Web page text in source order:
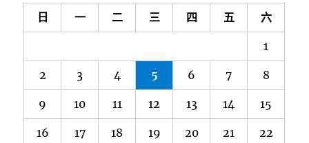
日 一 二 三 四 五 六
1
2 3 4 5 6 7 8
9 10 11 12 13 14 15
16 17 18 19 20 21 22